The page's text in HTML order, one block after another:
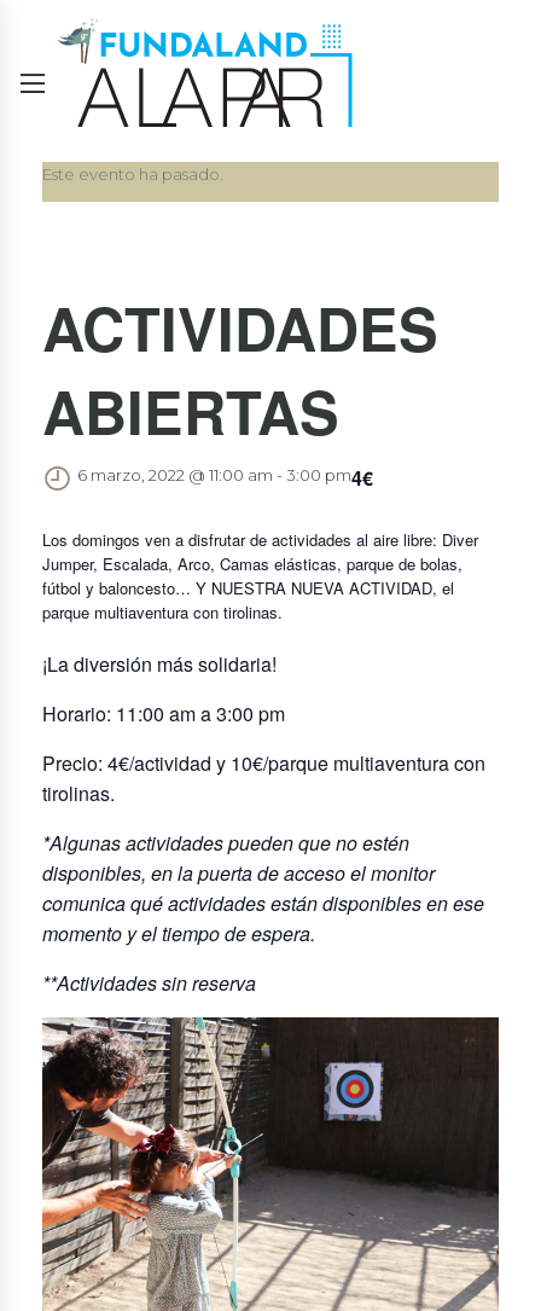
Este evento ha pasado.
ACTIVIDADES
ABIERTAS
6 marzo, 2022 @ 11:00 am - 3:00 pm4€
Los domingos ven a disfrutar de actividades al aire libre: Diver
Jumper, Escalada, Arco, Camas elásticas, parque de bolas,
fútbol y baloncesto… Y NUESTRA NUEVA ACTIVIDAD, el
parque multiaventura con tirolinas.
¡La diversión más solidaria!
Horario: 11:00 am a 3:00 pm
Precio: 4€/actividad y 10€/parque multiaventura con
tirolinas.
*Algunas actividades pueden que no estén
disponibles, en la puerta de acceso el monitor
comunica qué actividades están disponibles en ese
momento y el tiempo de espera.
**Actividades sin reserva